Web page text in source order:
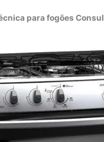
para fogões Consul